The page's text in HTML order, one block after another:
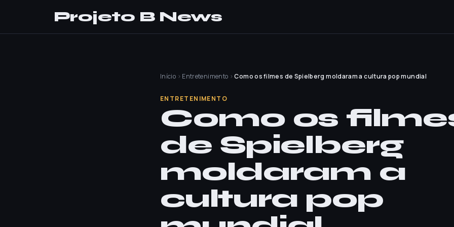
Projeto B News
Início › Entretenimento › Como os filmes de Spielberg moldaram a cultura pop mundial
ENTRETENIMENTO
Como os
de Spielberg
moldaram a
cultura pop